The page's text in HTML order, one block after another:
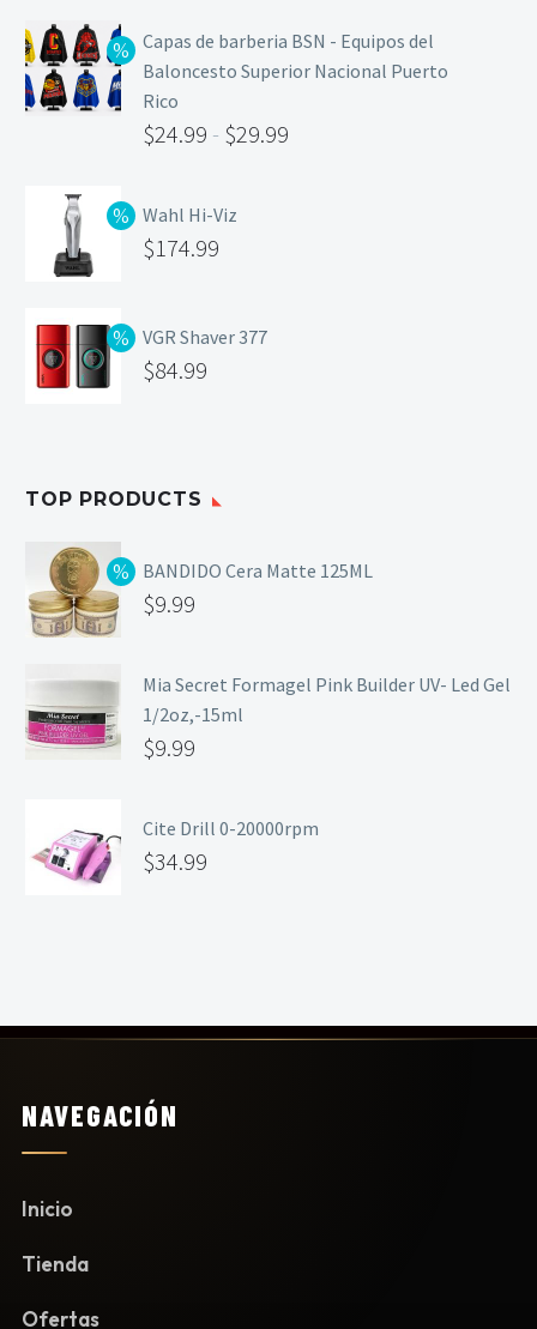
Capas de barberia BSN - Equipos del
Baloncesto Superior Nacional Puerto
Rico
$24.99 - $29.99
Wahl Hi-Viz
$174.99
VGR Shaver 377
$84.99
TOP PRODUCTS
BANDIDO Cera Matte 125ML
$9.99
Mia Secret Formagel Pink Builder UV- Led Gel
1/2oz,-15ml
$9.99
Cite Drill 0-20000rpm
$34.99
NAVEGACIÓN
Inicio
Tienda
Ofertas